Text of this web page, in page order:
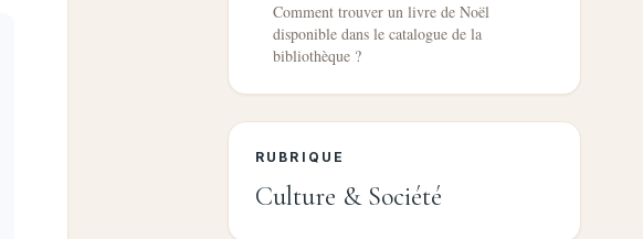
Comment trouver un livre de Noël
disponible dans le catalogue de la
bibliothèque ?
RUBRIQUE
Culture & Société